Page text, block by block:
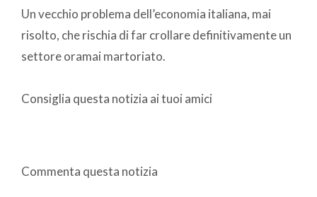
Un vecchio problema dell’economia italiana, mai
risolto, che rischia di far crollare definitivamente un
settore oramai martoriato.
Consiglia questa notizia ai tuoi amici
Commenta questa notizia